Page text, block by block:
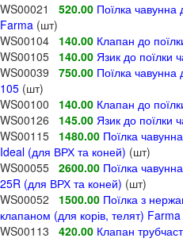
WS00021 520.00 Поїлка чавунна
Farma (шт)
WS00104 140.00 Клапан до
WS00105 140.00 Язик до поїлки
WS00039 750.00 Поїлка
105 (шт)
WS00100 140.00 Клапан до
WS00126 145.00 Язик до поїлки
WS00115 1480.00 Поїлка
Ideal (для ВРХ та коней) (шт)
WS00055 2600.00 Поїлка
25R (для ВРХ та коней) (шт)
WS00052 1500.00 Поїлка з
клапаном (для корів, телят) Farma
WS00113 420.00 Клапан